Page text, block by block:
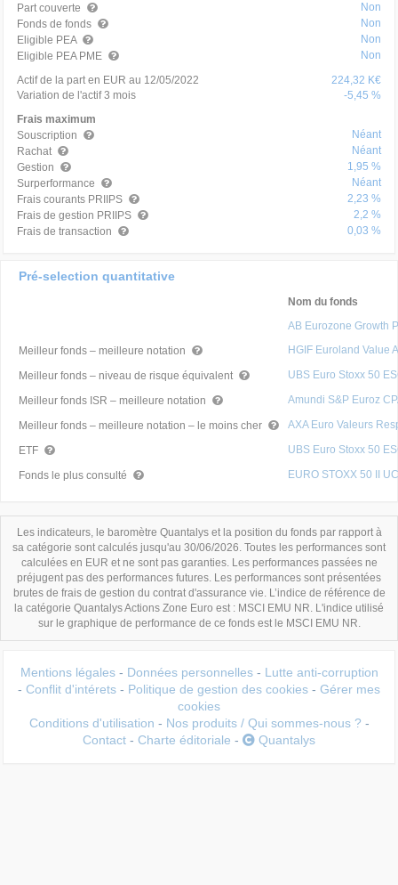
Part couverte
Non
Fonds de fonds
Non
Eligible PEA
Non
Eligible PEA PME
Non
Actif de la part en EUR au 12/05/2022
224,32 K€
Variation de l'actif 3 mois
-5,45 %
Frais maximum
Souscription
Néant
Rachat
Néant
Gestion
1,95 %
Surperformance
Néant
Frais courants PRIIPS
2,23 %
Frais de gestion PRIIPS
2,2 %
Frais de transaction
0,03 %
Pré-selection quantitative
Nom du fonds
AB Eurozone Growth
Meilleur fonds – meilleure notation
HGIF Euroland Value
Meilleur fonds – niveau de risque équivalent UBS Euro Stoxx 50
Meilleur fonds ISR – meilleure notation Amundi S&P Euroz
Meilleur fonds – meilleure notation – le moins cher AXA Euro Valeurs
ETF UBS Euro Stoxx 50
Fonds le plus consulté EURO STOXX 50 II
Les indicateurs, le baromètre Quantalys et la position du fonds par rapport à
sa catégorie sont calculés jusqu'au 30/06/2026. Toutes les performances sont
calculées en EUR et ne sont pas garanties. Les performances passées ne
préjugent pas des performances futures. Les performances sont présentées
brutes de frais de gestion du contrat d'assurance vie. L’indice de référence de
la catégorie Quantalys Actions Zone Euro est : MSCI EMU NR. L'indice utilisé
sur le graphique de performance de ce fonds est le MSCI EMU NR.
Mentions légales - Données personnelles - Lutte anti-corruption
- Conflit d'intérets - Politique de gestion des cookies - Gérer mes
cookies
Conditions d'utilisation - Nos produits / Qui sommes-nous ? -
Contact - Charte éditoriale - Quantalys